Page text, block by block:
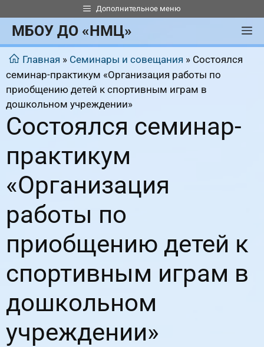
к
содержимому
Дополнительное меню
МБОУ ДО «НМЦ»
Главная » Семинары и совещания » Состоялся
семинар-практикум «Организация работы по
приобщению детей к спортивным играм в
дошкольном учреждении»
Состоялся семинар-
практикум
«Организация
работы по
приобщению детей к
спортивным играм в
дошкольном
учреждении»